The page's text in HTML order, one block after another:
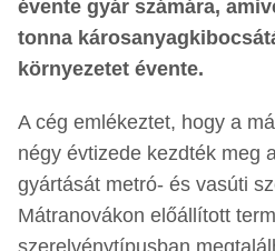
évente gyár számára,
tonna
környezetet évente.
A cég emlékeztet, hogy a
négy évtizede kezdték meg
gyártását metró- és vasúti
Mátranovákon előállított
szerelvénytípusban